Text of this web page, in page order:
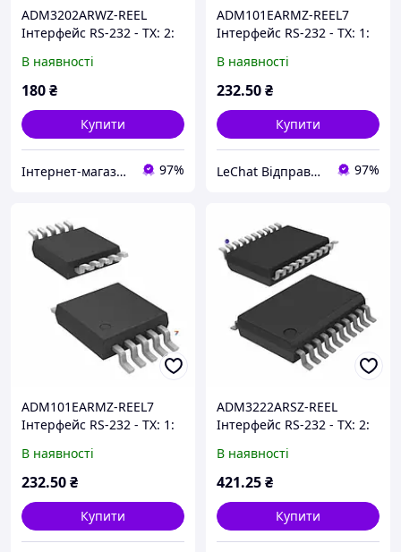
ADM3202ARWZ-REEL
Інтерфейс RS-232 - TX: 2:
/ с: Напруга: 3 В
В наявності
180₴
Купити
Інтернет-магазин ЗНАКОМО! Відправка від 1 до 5 днів! На деякі товари може бути передплата! 97%
ADM101EARMZ-REEL7
Інтерфейс RS-232 - TX: 1:
/ с: Напруга: 5.5 В
В наявності
232.50₴
Купити
LeChat Відправка від 1 до 5 днів! На деякі товари може бути передплата! 97%
ADM101EARMZ-REEL7
Інтерфейс RS-232 - TX: 1:
/ с: Напруга: 5.5 В
В наявності
232.50₴
Купити
ADM3222ARSZ-REEL
Інтерфейс RS-232 - TX: 2:
/ с: Напруга: 3 ... 5.5 В
В наявності
421.25₴
Купити